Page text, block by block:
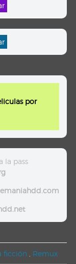
por
la pass
ficción Remux